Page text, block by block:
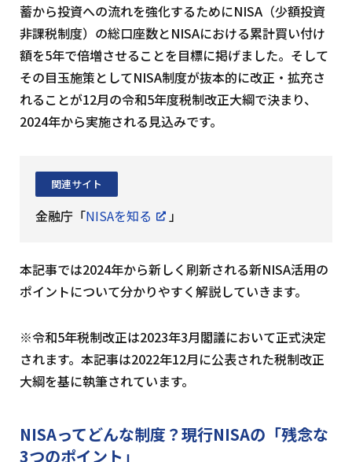
蓄から投資への流れを強化するためにNISA（少額投資
非課税制度）の総口座数とNISAにおける累計買い付け
額を5年で倍増させることを目標に掲げました。そして
その目玉施策としてNISA制度が抜本的に改正・拡充さ
れることが12月の令和5年度税制改正大綱で決まり、
2024年から実施される見込みです。
関連サイト
金融庁「NISAを知る 」
本記事では2024年から新しく刷新される新NISA活用の
ポイントについて分かりやすく解説していきます。
令和5年税制改正は2023年3月閣議において正式決定
されます。本記事は2022年12月に公表された税制改正
大綱を基に執筆されています。
NISAってどんな制度？現行NISAの「残念な
3つのポイント」